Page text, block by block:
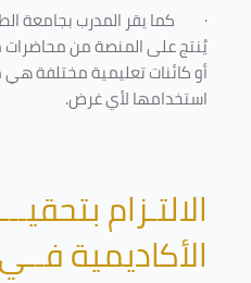
· كما يقر المدرب بجامعة
يُنتج على المنصة من محاضرات
أو كائنات تعليمية مختلفة
استخدامها لأي غرض.
الالتـزام
الأكاديمية